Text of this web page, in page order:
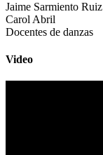
Jaime Sarmiento Ruiz
Carol Abril
Docentes de danzas
Video